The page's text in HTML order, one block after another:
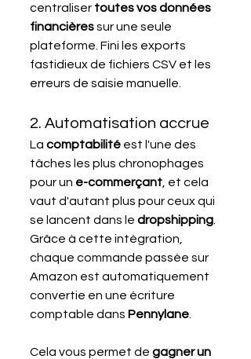
centraliser toutes vos données
financières sur une seule
plateforme. Fini les exports
fastidieux de fichiers CSV et les
erreurs de saisie manuelle.
2. Automatisation accrue
La comptabilité est l'une des
tâches les plus chronophages
pour un e-commerçant , et cela
vaut d'autant plus pour ceux qui
se lancent dans le dropshipping
Grâce à cette intégration,
chaque commande passée sur
Amazon est automatiquement
convertie en une écriture
comptable dans Pennylane
Cela vous permet de gagner un